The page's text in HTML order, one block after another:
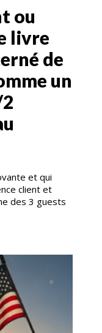
ou
livre
de
un
et qui
client et
des 3 guests